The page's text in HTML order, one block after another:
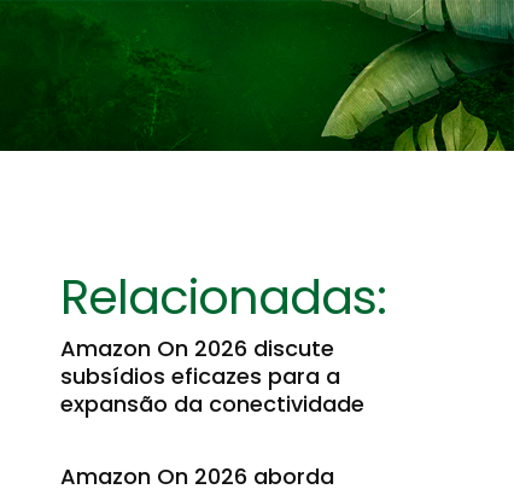
Relacionadas:
Amazon On 2026 discute
subsídios eficazes para a
expansão da conectividade
Amazon On 2026 aborda